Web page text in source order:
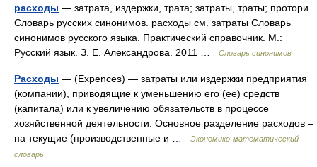
расходы — затрата, издержки, трата; затраты, траты; протори
Словарь русских синонимов. расходы см. затраты Словарь
синонимов русского языка. Практический справочник. М.:
Русский язык. З. Е. Александрова. 2011 …
Словарь синонимов
Расходы — (Expences) — затраты или издержки предприятия
(компании), приводящие к уменьшению его (ее) средств
(капитала) или к увеличению обязательств в процессе
хозяйственной деятельности. Основное разделение расходов –
на текущие (производственные и …
Экономико-математический
словарь